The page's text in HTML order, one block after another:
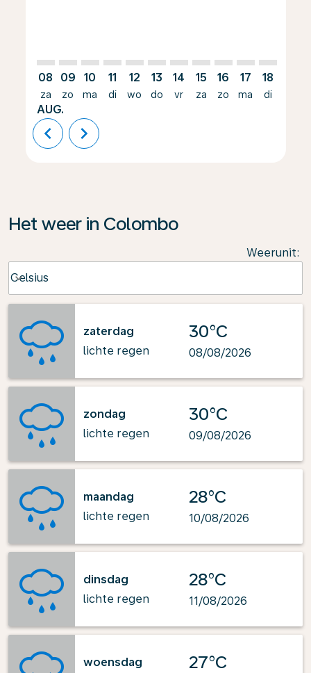
08
za
AUG.
09
zo
10
ma
11
di
12
wo
13
do
14
vr
15
za
16
zo
17
ma
18
di
chevron_left chevron_right
Het weer in Colombo
Weerunit:
Celsius
keyboard_arrow_down
zaterdag
lichte regen
30°C
08/08/2026
zondag
lichte regen
30°C
09/08/2026
maandag
lichte regen
28°C
10/08/2026
dinsdag
lichte regen
28°C
11/08/2026
woensdag
27°C